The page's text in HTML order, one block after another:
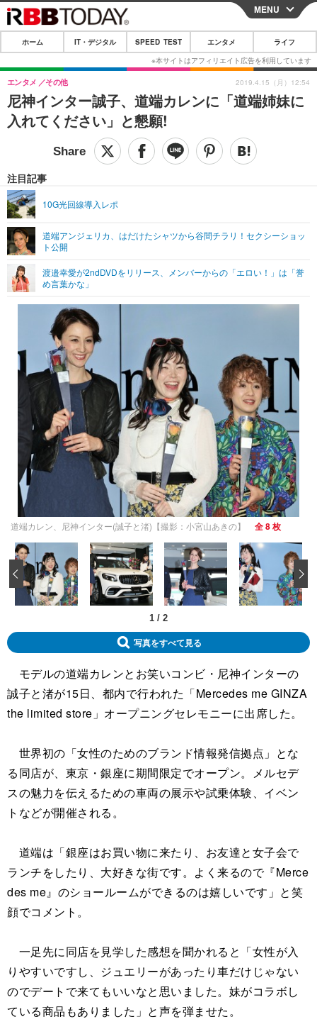
CLOSE
ホーム
IT・デジタル
IT・デジタルTOP スマートフォン
ショッピング その他
SPEED TEST
エンタメTOP 映画・ドラマ
グラビア
ショッピング その他
ライフTOP
その他
リリース一覧
プッシュ通知の停止方法
MENU
ホーム IT・デジタル SPEED TEST エンタメ ライフ
尼神インター誠子、道端カレンに「道端姉妹に
入れてください」と懇願!
エンタメ その他
注目記事
10G光回線導入レポ
道端アンジェリカ、はだけたシャツから谷間チラリ！セクシーショッ
ト公開
渡邉幸愛が2ndDVDをリリース、メンバーからの「エロい！」は「誉
め言葉かな」
2019.4.15（月）12:54
道端カレン、尼神インター(誠子と渚)【撮影：小宮山あきの】 全 8 枚
1 / 2
‹
写真をすべて見る
モデルの道端カレンとお笑いコンビ・尼神インターの
誠子と渚が15日、都内で行われた「Mercedes me GINZA
the limited store」オープニングセレモニーに出席した。
世界初の「女性のためのブランド情報発信拠点」とな
る同店が、東京・銀座に期間限定でオープン。メルセデ
スの魅力を伝えるための車両の展示や試乗体験、イベン
トなどが開催される。
道端は「銀座はお買い物に来たり、お友達と女子会で
ランチをしたり、大好きな街です。よく来るので『Merce
des me』のショールームができるのは嬉しいです」と笑
顔でコメント。
一足先に同店を見学した感想を聞かれると「女性が入
りやすいですし、ジュエリーがあったり車だけじゃない
のでデートで来てもいいなと思いました。妹がコラボし
ている商品もありました」と声を弾ませた。